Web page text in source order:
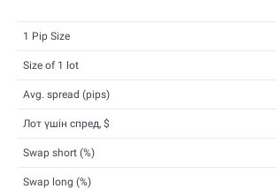
1 Pip Size
Size of 1 lot
Avg. spread (pips)
Лот үшін спред, $
Swap short (%)
Swap long (%)